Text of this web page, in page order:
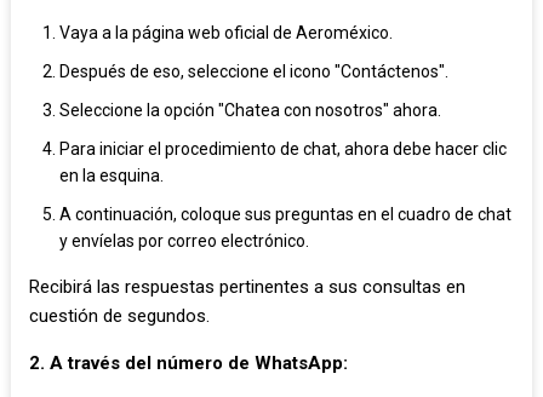
Vaya a la página web oficial de Aeroméxico.
Después de eso, seleccione el icono "Contáctenos".
Seleccione la opción "Chatea con nosotros" ahora.
Para iniciar el procedimiento de chat, ahora debe hacer clic
en la esquina.
A continuación, coloque sus preguntas en el cuadro de chat
y envíelas por correo electrónico.
Recibirá las respuestas pertinentes a sus consultas en
cuestión de segundos.
2. A través del número de WhatsApp: